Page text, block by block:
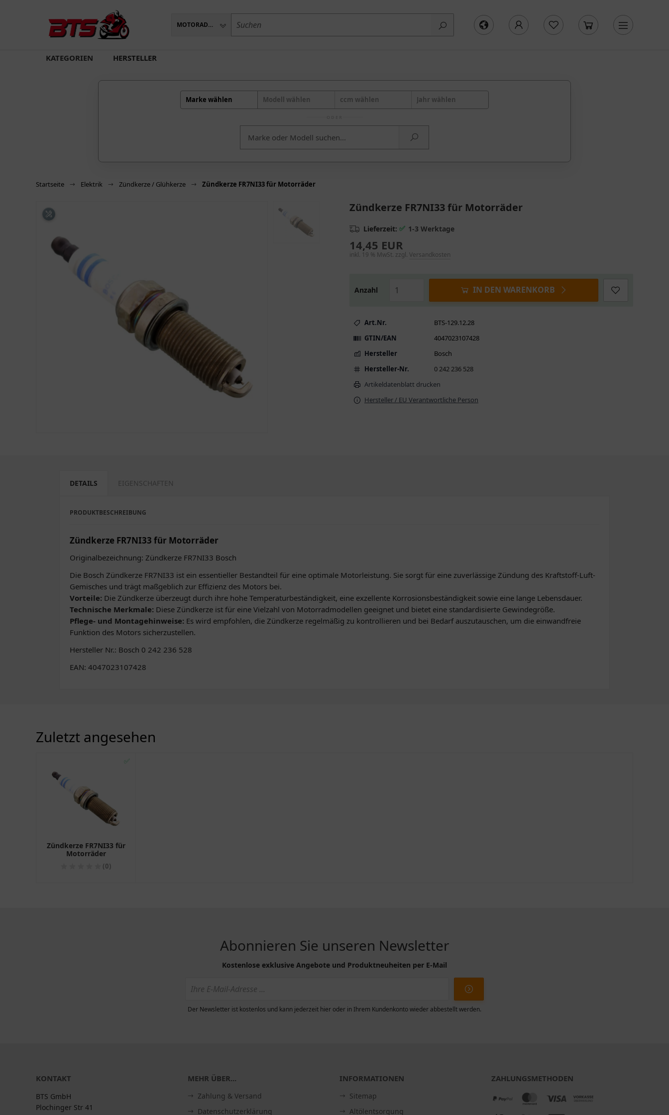
MOTORADTEILE
KATEGORIEN HERSTELLER
Marke wählen Modell wählen ccm wählen Jahr wählen
Startseite Elektrik Zündkerze / Glühkerze Zündkerze FR7NI33 für Motorräder
Zündkerze FR7NI33 für Motorräder
Lieferzeit: ✅ 1-3 Werktage
14,45 EUR
inkl. 19 % MwSt. zzgl. Versandkosten
Anzahl IN DEN WARENKORB
Art.Nr.
BTS-129.12.28
GTIN/EAN
4047023107428
Hersteller
Bosch
Hersteller-Nr.
0 242 236 528
Artikeldatenblatt drucken
Hersteller / EU Verantwortliche Person
DETAILS EIGENSCHAFTEN
PRODUKTBESCHREIBUNG
Zündkerze FR7NI33 für Motorräder
Originalbezeichnung: Zündkerze FR7NI33 Bosch
Die Bosch Zündkerze FR7NI33 ist ein essentieller Bestandteil für eine optimale Motorleistung. Sie sorgt für eine zuverlässige Zündung des Kraftstoff-Luft-
Gemisches und trägt maßgeblich zur Effizienz des Motors bei.
Vorteile: Die Zündkerze überzeugt durch ihre hohe Temperaturbeständigkeit, eine exzellente Korrosionsbeständigkeit sowie eine lange Lebensdauer.
Technische Merkmale: Diese Zündkerze ist für eine Vielzahl von Motorradmodellen geeignet und bietet eine standardisierte Gewindegröße.
Pflege- und Montagehinweise: Es wird empfohlen, die Zündkerze regelmäßig zu kontrollieren und bei Bedarf auszutauschen, um die einwandfreie
Funktion des Motors sicherzustellen.
Hersteller Nr.: Bosch 0 242 236 528
EAN: 4047023107428
Zuletzt angesehen
✅
Zündkerze FR7NI33 für
Motorräder
(0)
Abonnieren Sie unseren Newsletter
Kostenlose exklusive Angebote und Produktneuheiten per E-Mail
Der Newsletter ist kostenlos und kann jederzeit hier oder in Ihrem Kundenkonto wieder abbestellt werden.
KONTAKT
BTS GmbH
Plochinger Str 41
MEHR ÜBER...
Zahlung & Versand
Datenschutzerklärung
INFORMATIONEN
Sitemap
Altölentsorgung
ZAHLUNGSMETHODEN